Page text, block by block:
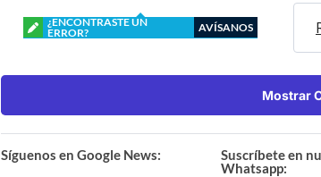
¿ENCONTRASTE UN
ERROR?
AVÍSANOS
Mostrar
Síguenos en Google News:
Suscríbete en
Whatsapp: